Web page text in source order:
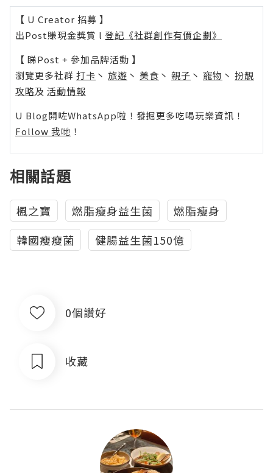
【 U Creator 招募 】
出Post賺現金獎賞 l 登記《社群創作有價企劃》
【 睇Post + 參加品牌活動 】
瀏覽更多社群 打卡 丶 旅遊 丶 美食 丶 親子 丶 寵物 丶 扮靚
攻略及 活動情報
U Blog開咗WhatsApp啦！發掘更多吃喝玩樂資訊！
Follow 我哋 ！
相關話題
楓之寶 燃脂瘦身益生菌
燃脂瘦身
韓國瘦瘦菌
健腸益生菌150億
0個讚好
收藏